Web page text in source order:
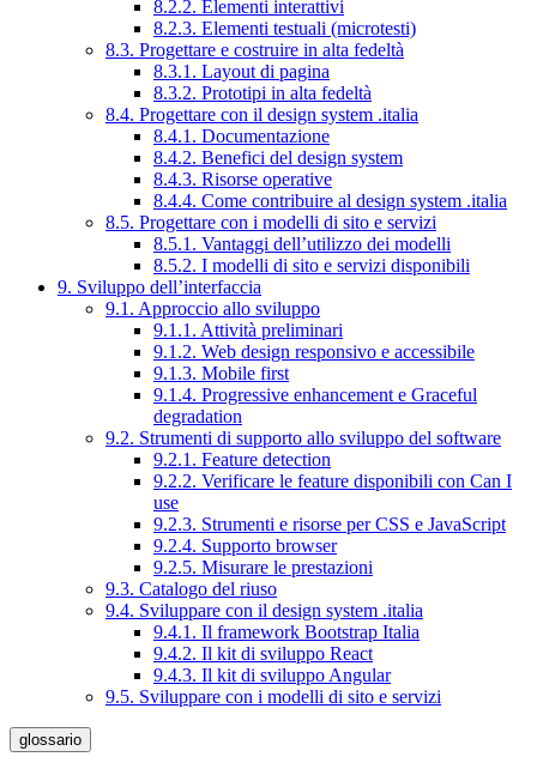
8.2.2. Elementi interattivi
8.2.3. Elementi testuali (microtesti)
8.3. Progettare e costruire in alta fedeltà
8.3.1. Layout di pagina
8.3.2. Prototipi in alta fedeltà
8.4. Progettare con il design system .italia
8.4.1. Documentazione
8.4.2. Benefici del design system
8.4.3. Risorse operative
8.4.4. Come contribuire al design system .italia
8.5. Progettare con i modelli di sito e servizi
8.5.1. Vantaggi dell’utilizzo dei modelli
8.5.2. I modelli di sito e servizi disponibili
9. Sviluppo dell’interfaccia
9.1. Approccio allo sviluppo
9.1.1. Attività preliminari
9.1.2. Web design responsivo e accessibile
9.1.3. Mobile first
9.1.4. Progressive enhancement e Graceful
degradation
9.2. Strumenti di supporto allo sviluppo del software
9.2.1. Feature detection
9.2.2. Verificare le feature disponibili con Can I
use
9.2.3. Strumenti e risorse per CSS e JavaScript
9.2.4. Supporto browser
9.2.5. Misurare le prestazioni
9.3. Catalogo del riuso
9.4. Sviluppare con il design system .italia
9.4.1. Il framework Bootstrap Italia
9.4.2. Il kit di sviluppo React
9.4.3. Il kit di sviluppo Angular
9.5. Sviluppare con i modelli di sito e servizi
glossario